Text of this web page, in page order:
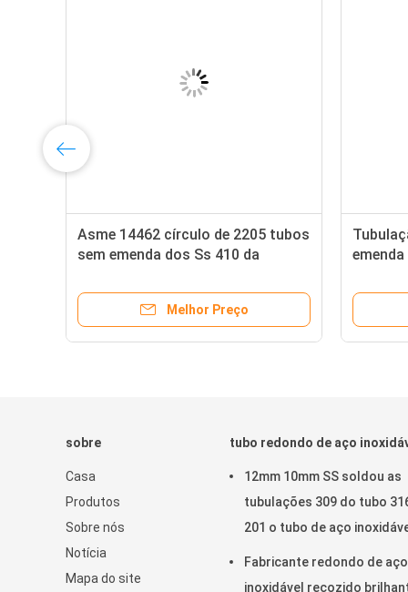
Asme 14462 círculo de 2205 tubos
sem emenda dos Ss 410 da
duplex
Melhor Preço
no
sobre
Casa
Produtos
Sobre nós
Notícia
Mapa do site
tubo redondo de aço
12mm 10mm SS soldou as
tubulações 309 do tubo
201 o tubo de aço
Fabricante redondo de aço
inoxidável recozido